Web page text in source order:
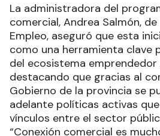
La administradora del
comercial, Andrea Salmón,
Empleo, aseguró que esta
como una herramienta clave
del ecosistema emprendedor
destacando que gracias al
Gobierno de la provincia se
adelante políticas activas
vínculos entre el sector
“Conexión comercial es